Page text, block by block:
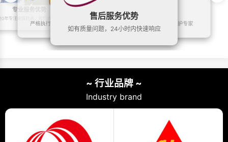
专业服务优势
年专注建筑防水，我们更专业
施工服务优势
严格执行国家质量标准，做良心工程
售后服务优势
如有质量问题，24小时内快速响应
我们郑重承诺
10年质量保证，做终生维护专家
~ 行业品牌 ~
Industry brand